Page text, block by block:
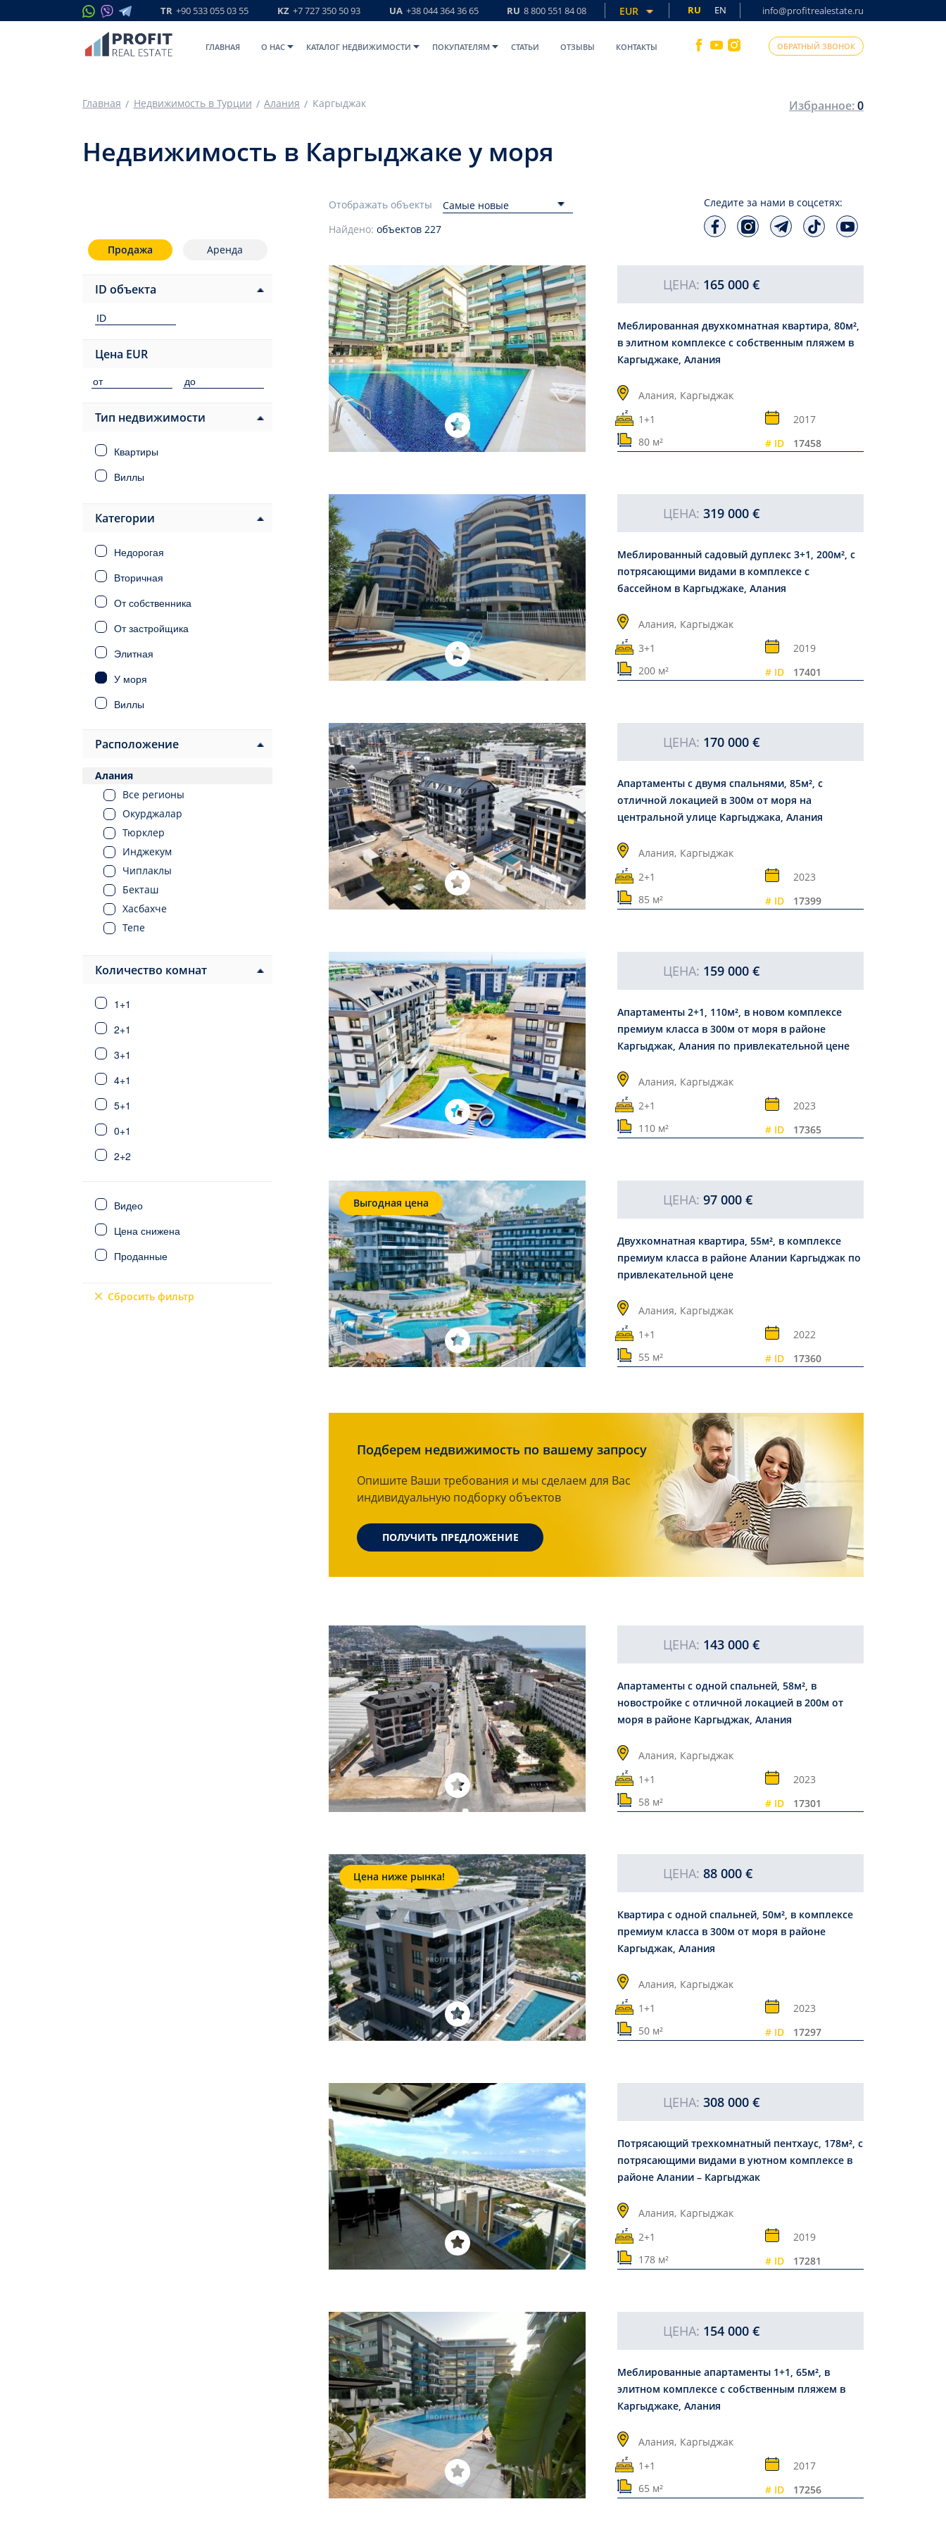
TR +90 533 055 03 55 KZ +7 727 350 50 93 UA +38 044 364 36 65 RU 8 800 551 84 08 EUR RU EN info@profitrealestate.ru
ГЛАВНАЯ O НАС КАТАЛОГ НЕДВИЖИМОСТИ ПОКУПАТЕЛЯМ СТАТЬИ ОТЗЫВЫ КОНТАКТЫ ОБРАТНЫЙ ЗВОНОК
Главная Недвижимость в Турции Алания Каргыджак Избранное:0
Недвижимость в Каргыджаке у моря
Продажа Аренда
ID объекта
Цена EUR
Тип недвижимости
Квартиры
Виллы
Категории
Недорогая
Вторичная
От собственника
От застройщика
Элитная
У моря
Виллы
Под ВНЖ
Расположение
Алания
Все регионы
Окурджалар
Тюрклер
Инджекум
Чиплаклы
Бекташ
Хасбахче
Тепе
Авсаллар
Алания центр
Джикджилли
Кестель
Демирташ
Газипаша
Фетхие
Сиде
Калкан/Каш
Количество комнат
1+1
2+1
3+1
4+1
5+1
0+1
2+2
6+1
4+2
5+2
Видео
Цена снижена
Проданные
Сбросить фильтр
Отображать объекты Самые новые
Следите за нами в соцсетях:
Найдено: объектов 227
ЦЕНА: 165 000 €
Меблированная двухкомнатная квартира, 80м²,
в элитном комплексе с собственным пляжем в
Каргыджаке, Алания
Алания, Каргыджак
1+1
2017
80 м²
# ID 17458
ЦЕНА: 319 000 €
Меблированный садовый дуплекс 3+1, 200м², с
потрясающими видами в комплексе с
бассейном в Каргыджаке, Алания
Алания, Каргыджак
3+1
2019
200 м²
# ID 17401
ЦЕНА: 170 000 €
Апартаменты с двумя спальнями, 85м², с
отличной локацией в 300м от моря на
центральной улице Каргыджака, Алания
Алания, Каргыджак
2+1
2023
85 м²
# ID 17399
ЦЕНА: 159 000 €
Апартаменты 2+1, 110м², в новом комплексе
премиум класса в 300м от моря в районе
Каргыджак, Алания по привлекательной цене
Алания, Каргыджак
2+1
2023
110 м²
# ID 17365
Выгодная цена ЦЕНА: 97 000 €
Двухкомнатная квартира, 55м², в комплексе
премиум класса в районе Алании Каргыджак по
привлекательной цене
Алания, Каргыджак
1+1
2022
55 м²
# ID 17360
Подберем недвижимость по вашему запросу
Опишите Ваши требования и мы сделаем для Вас
индивидуальную подборку объектов
ПОЛУЧИТЬ ПРЕДЛОЖЕНИЕ
ЦЕНА: 143 000 €
Апартаменты с одной спальней, 58м², в
новостройке с отличной локацией в 200м от
моря в районе Каргыджак, Алания
Алания, Каргыджак
1+1
2023
58 м²
# ID 17301
Цена ниже рынка! ЦЕНА: 88 000 €
Квартира с одной спальней, 50м², в комплексе
премиум класса в 300м от моря в районе
Каргыджак, Алания
Алания, Каргыджак
1+1
2023
50 м²
# ID 17297
ЦЕНА: 308 000 €
Потрясающий трехкомнатный пентхаус, 178м², с
потрясающими видами в уютном комплексе в
районе Алании – Каргыджак
Алания, Каргыджак
2+1
2019
178 м²
# ID 17281
ЦЕНА: 154 000 €
Меблированные апартаменты 1+1, 65м², в
элитном комплексе с собственным пляжем в
Каргыджаке, Алания
Алания, Каргыджак
1+1
2017
65 м²
# ID 17256